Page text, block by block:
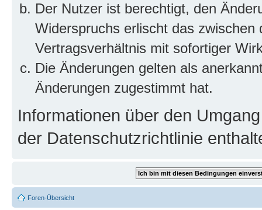
Der Nutzer ist berechtigt, den
Widerspruchs erlischt das
Vertragsverhältnis mit sofortiger
Die Änderungen gelten als
Änderungen zugestimmt hat.
Informationen über den
der Datenschutzrichtlinie
Foren-Übersicht